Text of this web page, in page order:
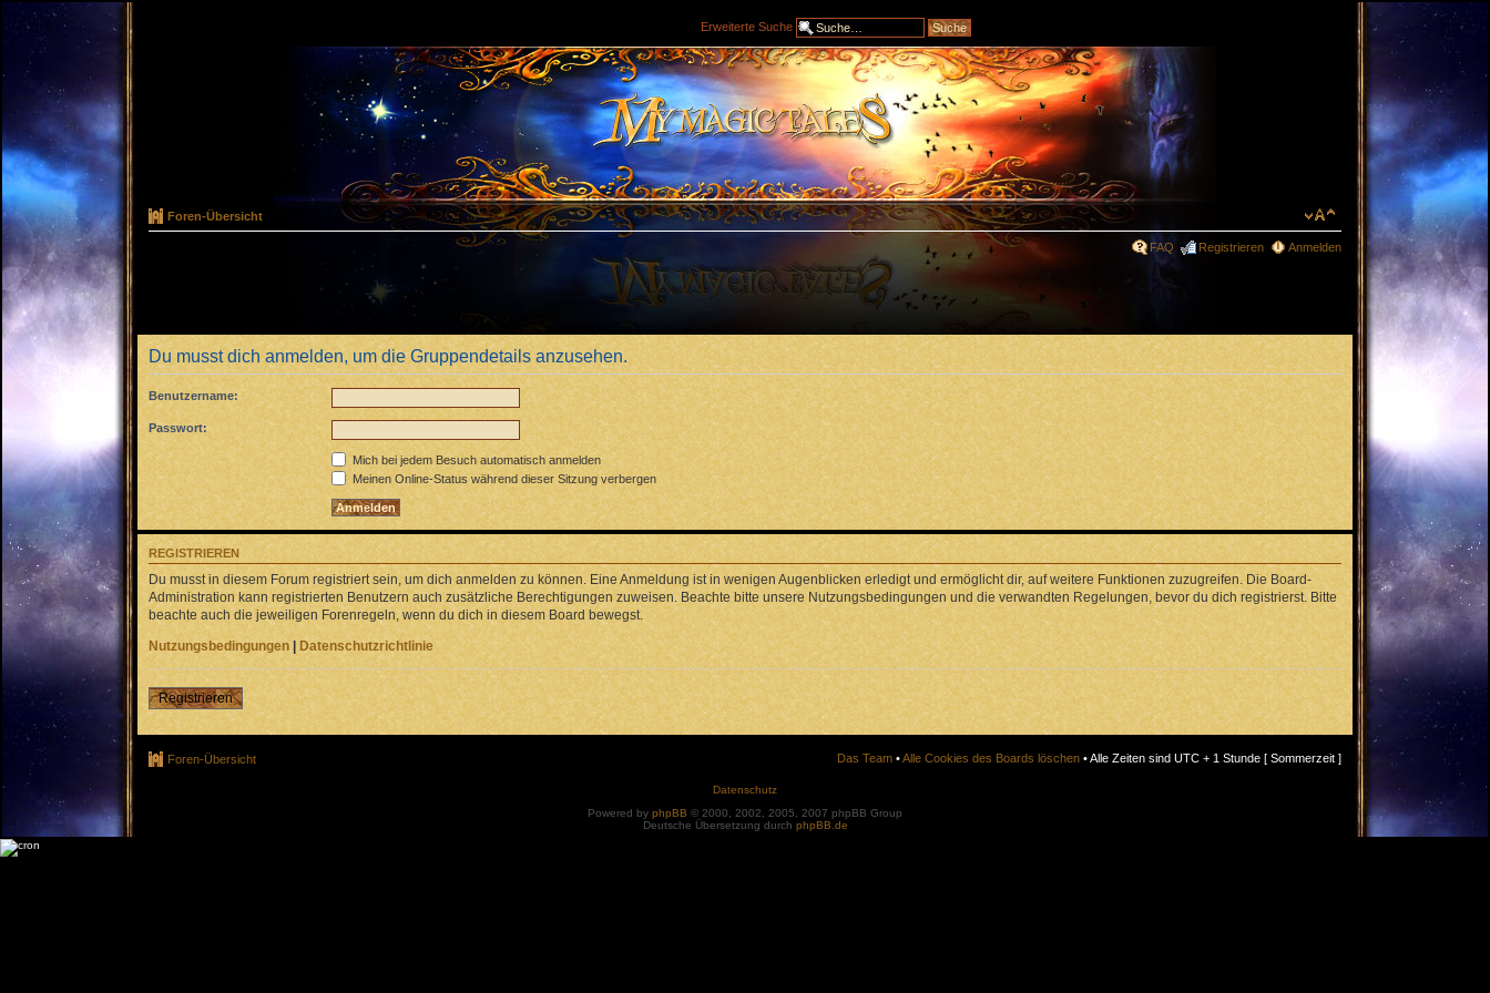
Erweiterte Suche
Foren-Übersicht
FAQ Registrieren Anmelden
Du musst dich anmelden, um die Gruppendetails anzusehen.
Benutzername:
Passwort:
Mich bei jedem Besuch automatisch anmelden
Meinen Online-Status während dieser Sitzung verbergen
REGISTRIEREN
Du musst in diesem Forum registriert sein, um dich anmelden zu können. Eine Anmeldung ist in wenigen Augenblicken erledigt und ermöglicht dir, auf weitere Funktionen zuzugreifen. Die Board-
Administration kann registrierten Benutzern auch zusätzliche Berechtigungen zuweisen. Beachte bitte unsere Nutzungsbedingungen und die verwandten Regelungen, bevor du dich registrierst. Bitte
beachte auch die jeweiligen Forenregeln, wenn du dich in diesem Board bewegst.
Nutzungsbedingungen|Datenschutzrichtlinie
Registrieren
Foren-Übersicht Das Team •Alle Cookies des Boards löschen • Alle Zeiten sind UTC + 1 Stunde [ Sommerzeit ]
Datenschutz
Powered by phpBB © 2000, 2002, 2005, 2007 phpBB Group
Deutsche Übersetzung durch phpBB.de